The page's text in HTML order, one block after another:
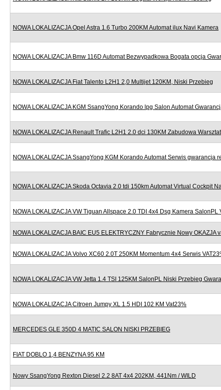
NOWA LOKALIZACJA Opel Astra 1.6 Turbo 200KM Automat ilux Navi Kamera
NOWA LOKALIZACJA Bmw 116D Automat Bezwypadkowa Bogata opcja
NOWA LOKALIZACJA Fiat Talento L2H1 2,0 Multijet 120KM, Niski Przebieg
NOWA LOKALIZACJA KGM SsangYong Korando lpg Salon Automat
NOWA LOKALIZACJA Renault Trafic L2H1 2.0 dci 130KM Zabudowa
NOWA LOKALIZACJA SsangYong KGM Korando Automat Serwis gwarancja
NOWA LOKALIZACJA Skoda Octavia 2.0 tdi 150km Automat Virtual Cockpit
NOWA LOKALIZACJA VW Tiguan Allspace 2.0 TDI 4x4 Dsg Kamera SalonPL
NOWA LOKALIZACJA BAIC EU5 ELEKTRYCZNY Fabrycznie Nowy OKAZJA
NOWA LOKALIZACJA Volvo XC60 2.0T 250KM Momentum 4x4 Serwis
NOWA LOKALIZACJA VW Jetta 1.4 TSI 125KM SalonPL Niski Przebieg
NOWA LOKALIZACJA Citroen Jumpy XL 1.5 HDI 102 KM Vat23%
MERCEDES GLE 350D 4 MATIC SALON NISKI PRZEBIEG
FIAT DOBLO 1,4 BENZYNA 95 KM
Nowy SsangYong Rexton Diesel 2.2 8AT 4x4 202KM, 441Nm / WILD